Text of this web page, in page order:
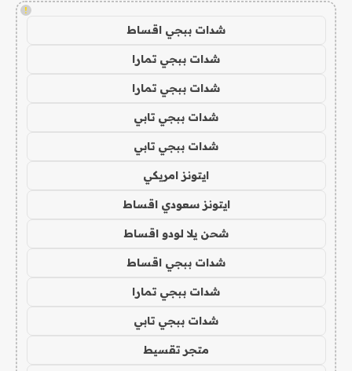
!
شدات ببجي اقساط
شدات ببجي تمارا
شدات ببجي تمارا
شدات ببجي تابي
شدات ببجي تابي
ايتونز امريكي
ايتونز سعودي اقساط
شحن يلا لودو اقساط
شدات ببجي اقساط
شدات ببجي تمارا
شدات ببجي تابي
متجر تقسيط